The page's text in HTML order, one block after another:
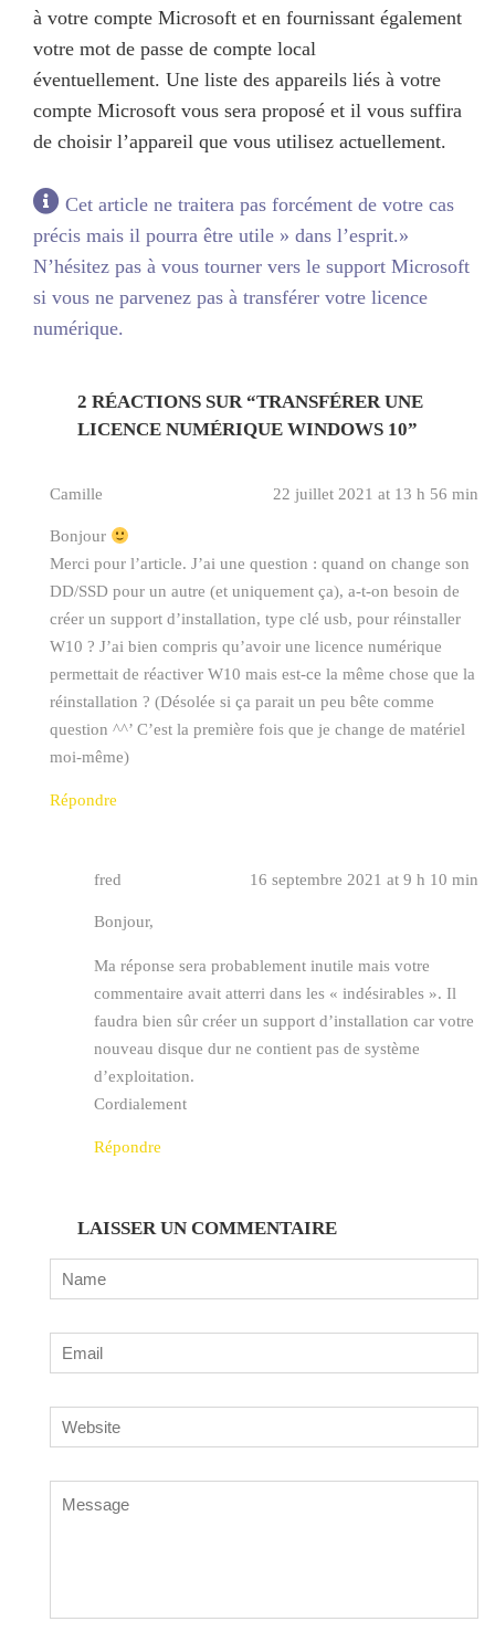
à votre compte Microsoft et en fournissant également
votre mot de passe de compte local
éventuellement. Une liste des appareils liés à votre
compte Microsoft vous sera proposé et il vous suffira
de choisir l’appareil que vous utilisez actuellement.
Cet article ne traitera pas forcément de votre cas
précis mais il pourra être utile » dans l’esprit.»
N’hésitez pas à vous tourner vers le support Microsoft
si vous ne parvenez pas à transférer votre licence
numérique.
2 RÉACTIONS SUR “TRANSFÉRER UNE
LICENCE NUMÉRIQUE WINDOWS 10”
Camille 22 juillet 2021 at 13 h 56 min
Bonjour
Merci pour l’article. J’ai une question : quand on change son
DD/SSD pour un autre (et uniquement ça), a-t-on besoin de
créer un support d’installation, type clé usb, pour réinstaller
W10 ? J’ai bien compris qu’avoir une licence numérique
permettait de réactiver W10 mais est-ce la même chose que la
réinstallation ? (Désolée si ça parait un peu bête comme
question ^^’ C’est la première fois que je change de matériel
moi-même)
Répondre
fred 16 septembre 2021 at 9 h 10 min
Bonjour,
Ma réponse sera probablement inutile mais votre
commentaire avait atterri dans les « indésirables ». Il
faudra bien sûr créer un support d’installation car votre
nouveau disque dur ne contient pas de système
d’exploitation.
Cordialement
Répondre
LAISSER UN COMMENTAIRE